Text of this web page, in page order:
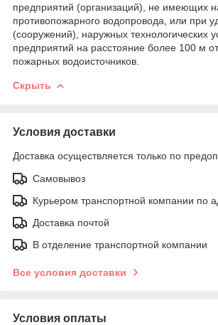
предприятий (организаций), не имеющих
противопожарного водопровода, или при
(сооружений), наружных технологических
предприятий на расстояние более 100 м
пожарных водоисточников.
Скрыть
Условия доставки
Доставка осуществляется только по
Самовывоз
Курьером транспортной компании по
Доставка почтой
В отделение транспортной компании
Все условия доставки
Условия оплаты